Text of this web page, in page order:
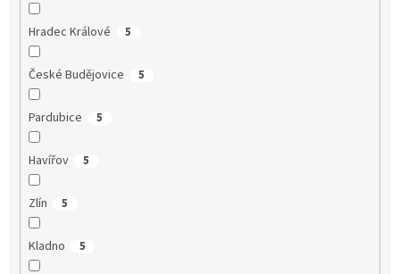
Hradec Králové 5
České Budějovice 5
Pardubice 5
Havířov 5
Zlín 5
Kladno 5